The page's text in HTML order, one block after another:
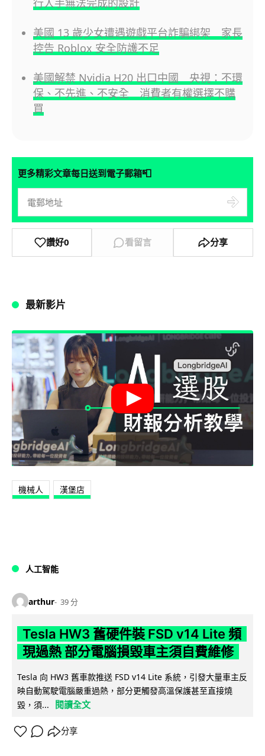
美國 13 歲少女遭遇遊戲平台詐騙綁架 家長
控告 Roblox 安全防護不足
美國解禁 Nvidia H20 出口中國 央視：不環
保、不先進、不安全 消費者有權選擇不購
買
更多精彩文章每日送到電子郵箱📮
讚好0 看留言 分享
最新影片
機械人 漢堡店
人工智能
arthur 39 分
Tesla HW3 舊硬件裝 FSD v14 Lite 頻
現過熱 部分電腦損毀車主須自費維修
Tesla 向 HW3 舊車款推送 FSD v14 Lite 系統，引發大量車主反
映自動駕駛電腦嚴重過熱，部分更觸發高溫保護甚至直接燒
毀，須...
閱讀全文
分享